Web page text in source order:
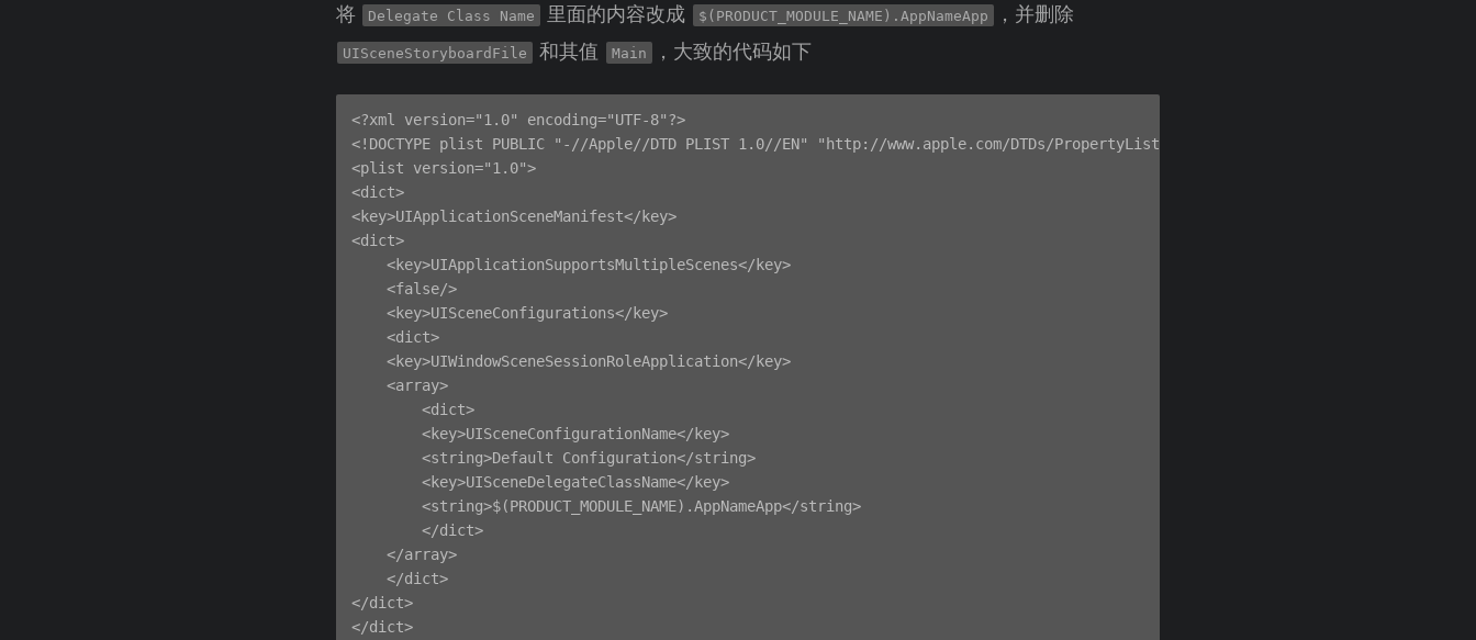
将
Delegate Class Name 里面的内容改成 $(PRODUCT_MODULE_NAME).AppNameApp ，并删除
UISceneStoryboardFile 和其值 Main ，大致的代码如下
<?xml version="1.0" encoding="UTF-8"?>
<!DOCTYPE plist PUBLIC "-//Apple//DTD PLIST 1.0//EN" "http://www.apple.com/DTDs/PropertyList-1.0.dtd">
<plist version="1.0">
<dict>
<key>UIApplicationSceneManifest</key>
<dict>
    <key>UIApplicationSupportsMultipleScenes</key>
    <false/>
    <key>UISceneConfigurations</key>
    <dict>
    <key>UIWindowSceneSessionRoleApplication</key>
    <array>
        <dict>
        <key>UISceneConfigurationName</key>
        <string>Default Configuration</string>
        <key>UISceneDelegateClassName</key>
        <string>$(PRODUCT_MODULE_NAME).AppNameApp</string>
        </dict>
    </array>
    </dict>
</dict>
</dict>